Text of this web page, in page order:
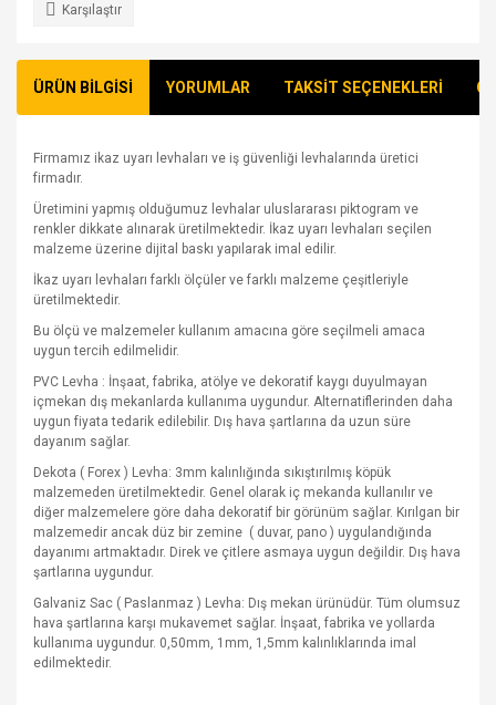
Karşılaştır
ÜRÜN BİLGİSİ YORUMLAR TAKSİT SEÇENEKLERİ
Firmamız ikaz uyarı levhaları ve iş güvenliği levhalarında üretici
firmadır.
Üretimini yapmış olduğumuz levhalar uluslararası piktogram ve
renkler dikkate alınarak üretilmektedir. İkaz uyarı levhaları seçilen
malzeme üzerine dijital baskı yapılarak imal edilir.
İkaz uyarı levhaları farklı ölçüler ve farklı malzeme çeşitleriyle
üretilmektedir.
Bu ölçü ve malzemeler kullanım amacına göre seçilmeli amaca
uygun tercih edilmelidir.
PVC Levha : İnşaat, fabrika, atölye ve dekoratif kaygı duyulmayan
içmekan dış mekanlarda kullanıma uygundur. Alternatiflerinden daha
uygun fiyata tedarik edilebilir. Dış hava şartlarına da uzun süre
dayanım sağlar.
Dekota ( Forex ) Levha: 3mm kalınlığında sıkıştırılmış köpük
malzemeden üretilmektedir. Genel olarak iç mekanda kullanılır ve
diğer malzemelere göre daha dekoratif bir görünüm sağlar. Kırılgan bir
malzemedir ancak düz bir zemine ( duvar, pano ) uygulandığında
dayanımı artmaktadır. Direk ve çitlere asmaya uygun değildir. Dış hava
şartlarına uygundur.
Galvaniz Sac ( Paslanmaz ) Levha: Dış mekan ürünüdür. Tüm olumsuz
hava şartlarına karşı mukavemet sağlar. İnşaat, fabrika ve yollarda
kullanıma uygundur. 0,50mm, 1mm, 1,5mm kalınlıklarında imal
edilmektedir.